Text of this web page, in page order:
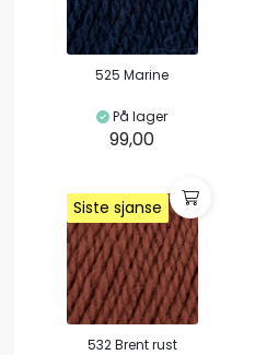
525 Marine
På lager
99,00
Siste sjanse
Siste sjanse
Siste sjanse
Siste sjanse
Siste sjanse
532 Brent rust